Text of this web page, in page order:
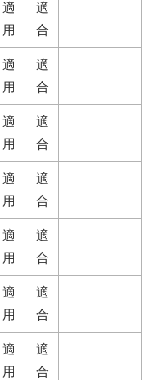
適
用
適
合
適
用
適
合
適
用
適
合
適
用
適
合
適
用
適
合
適
用
適
合
適
用
適
合